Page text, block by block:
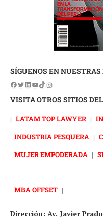
SÍGUENOS EN NUESTRAS
VISITA OTROS SITIOS
| LATAM TOP LAWYER |
INDUSTRIA PESQUERA |
MUJER EMPODERADA |
MBA OFFSET |
Dirección: Av. Javier